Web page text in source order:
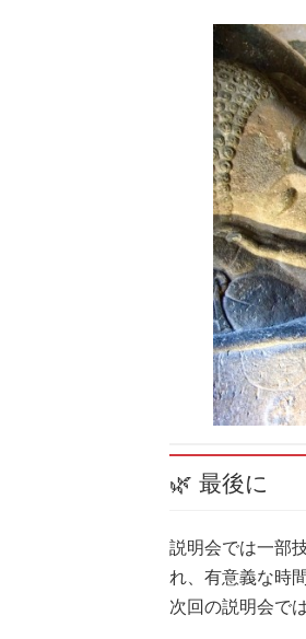
🌿 最後に
説明会では一部
れ、有意義な時
次回の説明会で